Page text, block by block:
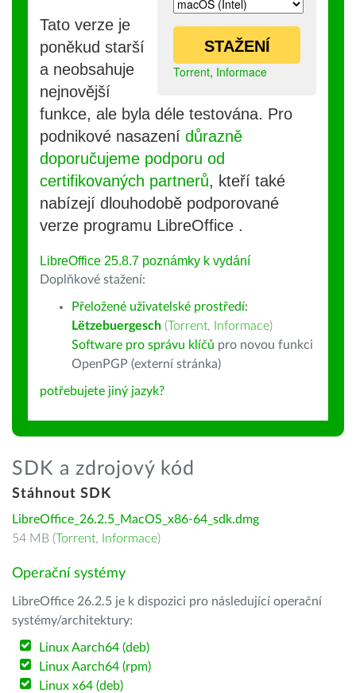
STAŽENÍ
Torrent, Informace
Tato verze je
poněkud starší
a neobsahuje
nejnovější
funkce, ale byla déle testována. Pro
podnikové nasazení důrazně
doporučujeme podporu od
certifikovaných partnerů, kteří také
nabízejí dlouhodobě podporované
verze programu LibreOffice .
LibreOffice 25.8.7 poznámky k vydání
Doplňkové stažení:
Přeložené uživatelské prostředí:
Lëtzebuergesch (Torrent, Informace)
Software pro správu klíčů pro novou funkci
OpenPGP (externí stránka)
potřebujete jiný jazyk?
SDK a zdrojový kód
Stáhnout SDK
LibreOffice_26.2.5_MacOS_x86-64_sdk.dmg
54 MB (Torrent, Informace)
Operační systémy
LibreOffice 26.2.5 je k dispozici pro následující operační
systémy/architektury:
Linux Aarch64 (deb)
Linux Aarch64 (rpm)
Linux x64 (deb)